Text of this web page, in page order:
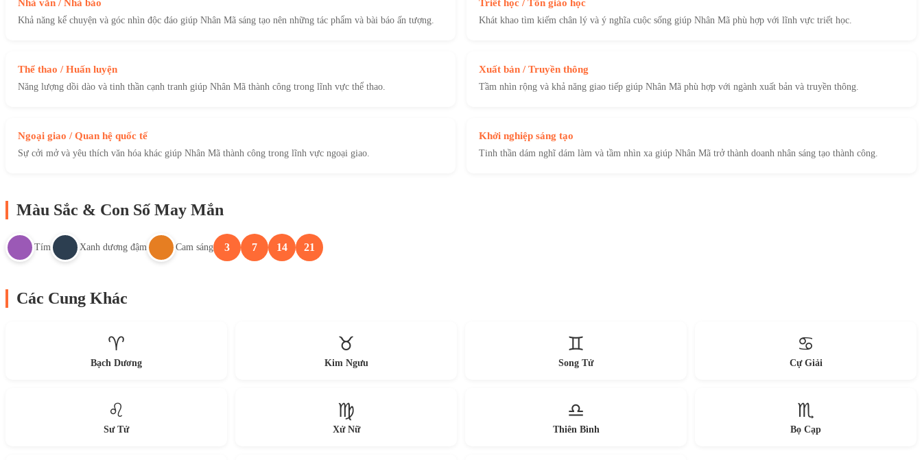
Nhà văn / Nhà báo
Khả năng kể chuyện và góc nhìn độc đáo giúp Nhân Mã sáng tạo nên những tác phẩm và bài báo ấn tượng.
Triết học / Tôn giáo học
Khát khao tìm kiếm chân lý và ý nghĩa cuộc sống giúp Nhân Mã phù hợp với lĩnh vực triết học.
Thể thao / Huấn luyện
Năng lượng dồi dào và tinh thần cạnh tranh giúp Nhân Mã thành công trong lĩnh vực thể thao.
Xuất bản / Truyền thông
Tầm nhìn rộng và khả năng giao tiếp giúp Nhân Mã phù hợp với ngành xuất bản và truyền thông.
Ngoại giao / Quan hệ quốc tế
Sự cởi mở và yêu thích văn hóa khác giúp Nhân Mã thành công trong lĩnh vực ngoại giao.
Khởi nghiệp sáng tạo
Tinh thần dám nghĩ dám làm và tầm nhìn xa giúp Nhân Mã trở thành doanh nhân sáng tạo thành công.
Màu Sắc & Con Số May Mắn
Tím Xanh dương đậm Cam sáng 3 7 14 21
Các Cung Khác
♈
Bạch Dương
♉
Kim Ngưu
♊
Song Tử
♋
Cự Giải
♌
Sư Tử
♍
Xử Nữ
♎
Thiên Bình
♏
Bọ Cạp